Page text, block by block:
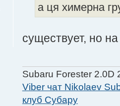
а ця химерна
существует, но
Subaru Forester 2.0D
Viber чат Nikolaev
клуб Субару